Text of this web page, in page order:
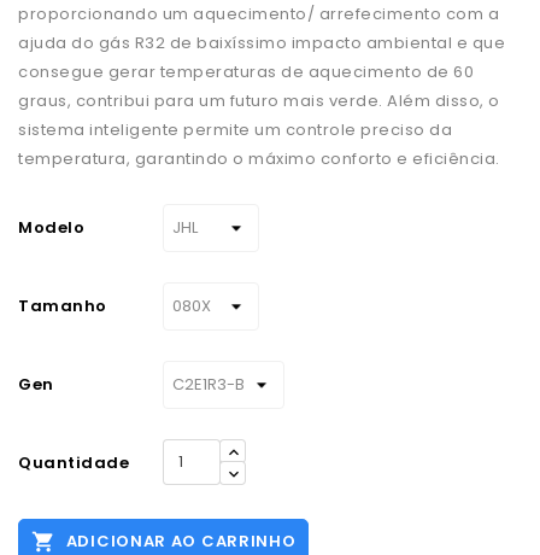
proporcionando um aquecimento/ arrefecimento com a
ajuda do gás R32 de baixíssimo impacto ambiental e que
consegue gerar temperaturas de aquecimento de 60
graus, contribui para um futuro mais verde. Além disso, o
sistema inteligente permite um controle preciso da
temperatura, garantindo o máximo conforto e eficiência.
Modelo
Tamanho
Gen
Quantidade
 ADICIONAR AO CARRINHO